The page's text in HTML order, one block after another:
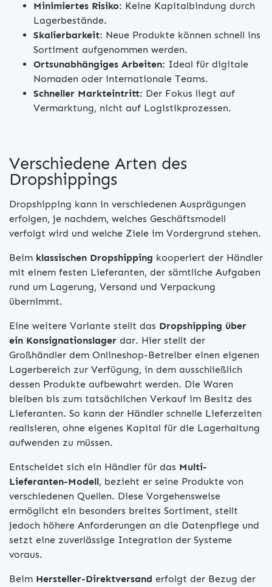
Minimiertes Risiko: Keine Kapitalbindung durch
Lagerbestände.
Skalierbarkeit: Neue Produkte können schnell ins
Sortiment aufgenommen werden.
Ortsunabhängiges Arbeiten: Ideal für digitale
Nomaden oder internationale Teams.
Schneller Markteintritt: Der Fokus liegt auf
Vermarktung, nicht auf Logistikprozessen.
Verschiedene Arten des
Dropshippings
Dropshipping kann in verschiedenen Ausprägungen
erfolgen, je nachdem, welches Geschäftsmodell
verfolgt wird und welche Ziele im Vordergrund stehen.
Beim klassischen Dropshipping kooperiert der Händler
mit einem festen Lieferanten, der sämtliche Aufgaben
rund um Lagerung, Versand und Verpackung
übernimmt.
Eine weitere Variante stellt das Dropshipping über
ein Konsignationslager dar. Hier stellt der
Großhändler dem Onlineshop-Betreiber einen eigenen
Lagerbereich zur Verfügung, in dem ausschließlich
dessen Produkte aufbewahrt werden. Die Waren
bleiben bis zum tatsächlichen Verkauf im Besitz des
Lieferanten. So kann der Händler schnelle Lieferzeiten
realisieren, ohne eigenes Kapital für die Lagerhaltung
aufwenden zu müssen.
Entscheidet sich ein Händler für das Multi-
Lieferanten-Modell, bezieht er seine Produkte von
verschiedenen Quellen. Diese Vorgehensweise
ermöglicht ein besonders breites Sortiment, stellt
jedoch höhere Anforderungen an die Datenpflege und
setzt eine zuverlässige Integration der Systeme
voraus.
Beim Hersteller-Direktversand erfolgt der Bezug der